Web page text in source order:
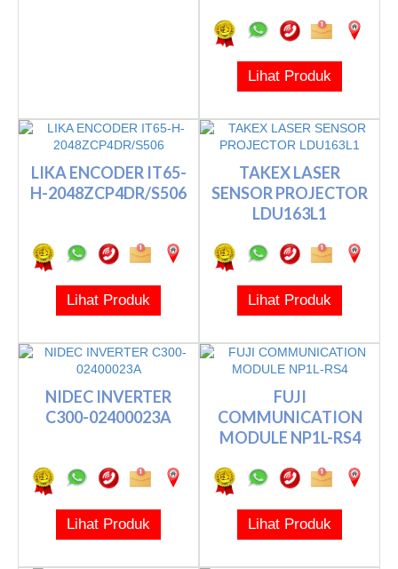
Lihat Produk
LIKA ENCODER IT65-
H-2048ZCP4DR/S506
Lihat Produk
TAKEX LASER
SENSOR PROJECTOR
LDU163L1
Lihat Produk
NIDEC INVERTER
C300-02400023A
Lihat Produk
FUJI
COMMUNICATION
MODULE NP1L-RS4
Lihat Produk